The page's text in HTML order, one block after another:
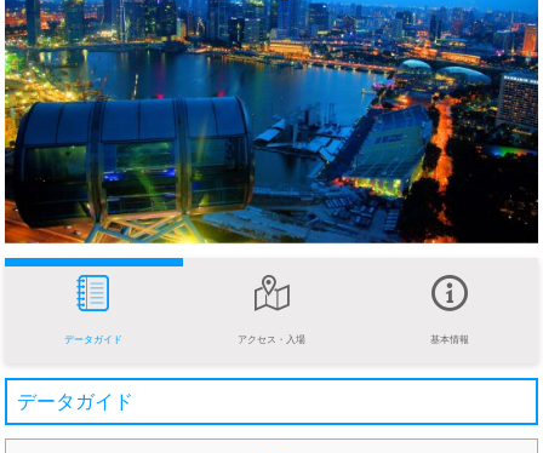
データガイド アクセス・入場 基本情報
データガイド